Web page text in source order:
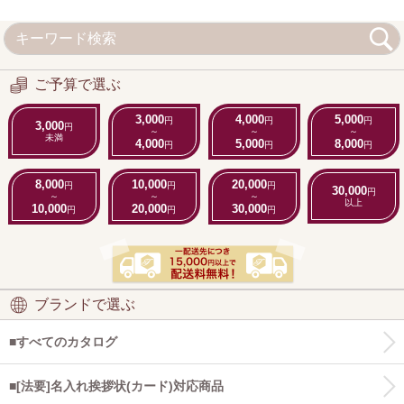
ご予算で選ぶ
3,000円
未満
3,000円
～
4,000円
4,000円
～
5,000円
5,000円
～
8,000円
8,000円
～
10,000円
10,000円
～
20,000円
20,000円
～
30,000円
30,000円
以上
ブランドで選ぶ
■すべてのカタログ
■[法要]名入れ挨拶状(カード)対応商品